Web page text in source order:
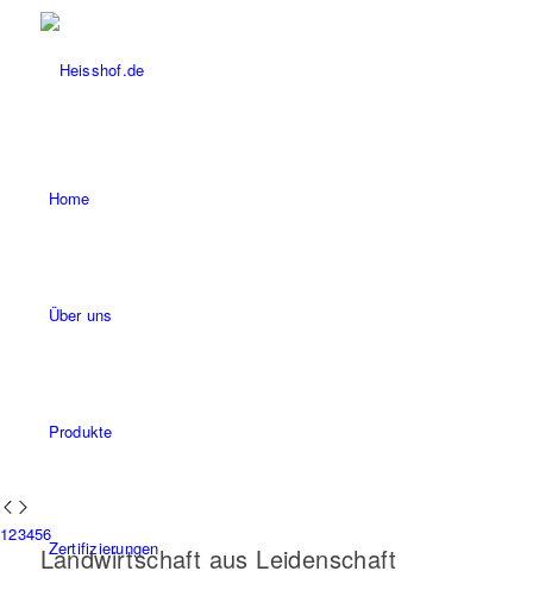
Home
Über uns
Produkte
Zertifizierungen
123456
Landwirtschaft aus Leidenschaft